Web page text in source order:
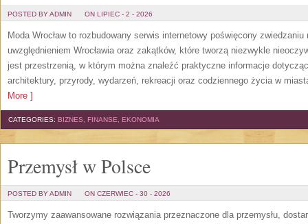
POSTED BY ADMIN ON LIPIEC - 2 - 2026
Moda Wrocław to rozbudowany serwis internetowy poświęcony
uwzględnieniem Wrocławia oraz zakątków, które tworzą niezwykle
jest przestrzenią, w którym można znaleźć praktyczne informacje
architektury, przyrody, wydarzeń, rekreacji oraz codziennego życia w
More ]
CATEGORIES: BIZNES, FINANSE, EKONOMIA
Przemysł w Polsce
POSTED BY ADMIN ON CZERWIEC - 30 - 2026
Tworzymy zaawansowane rozwiązania przeznaczone dla przemysłu,